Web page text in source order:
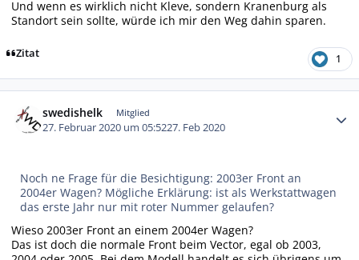
Und wenn es wirklich nicht Kleve, sondern Kranenburg als
Standort sein sollte, würde ich mir den Weg dahin sparen.
Zitat 1
swedishelk Mitglied
27. Februar 2020 um 05:5227. Feb 2020
Noch ne Frage für die Besichtigung: 2003er Front an
2004er Wagen? Mögliche Erklärung: ist als Werkstattwagen
das erste Jahr nur mit roter Nummer gelaufen?
Wieso 2003er Front an einem 2004er Wagen?
Das ist doch die normale Front beim Vector, egal ob 2003,